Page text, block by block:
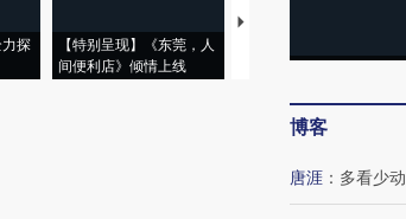
力探
【特别呈现】《东莞，人
间便利店》倾情上线
【推广】走进第四届链博
博客
唐涯 ： 多看少动